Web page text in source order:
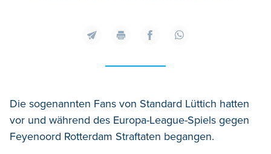
Die sogenannten Fans von Standard Lüttich hatten
vor und während des Europa-League-Spiels gegen
Feyenoord Rotterdam Straftaten begangen.